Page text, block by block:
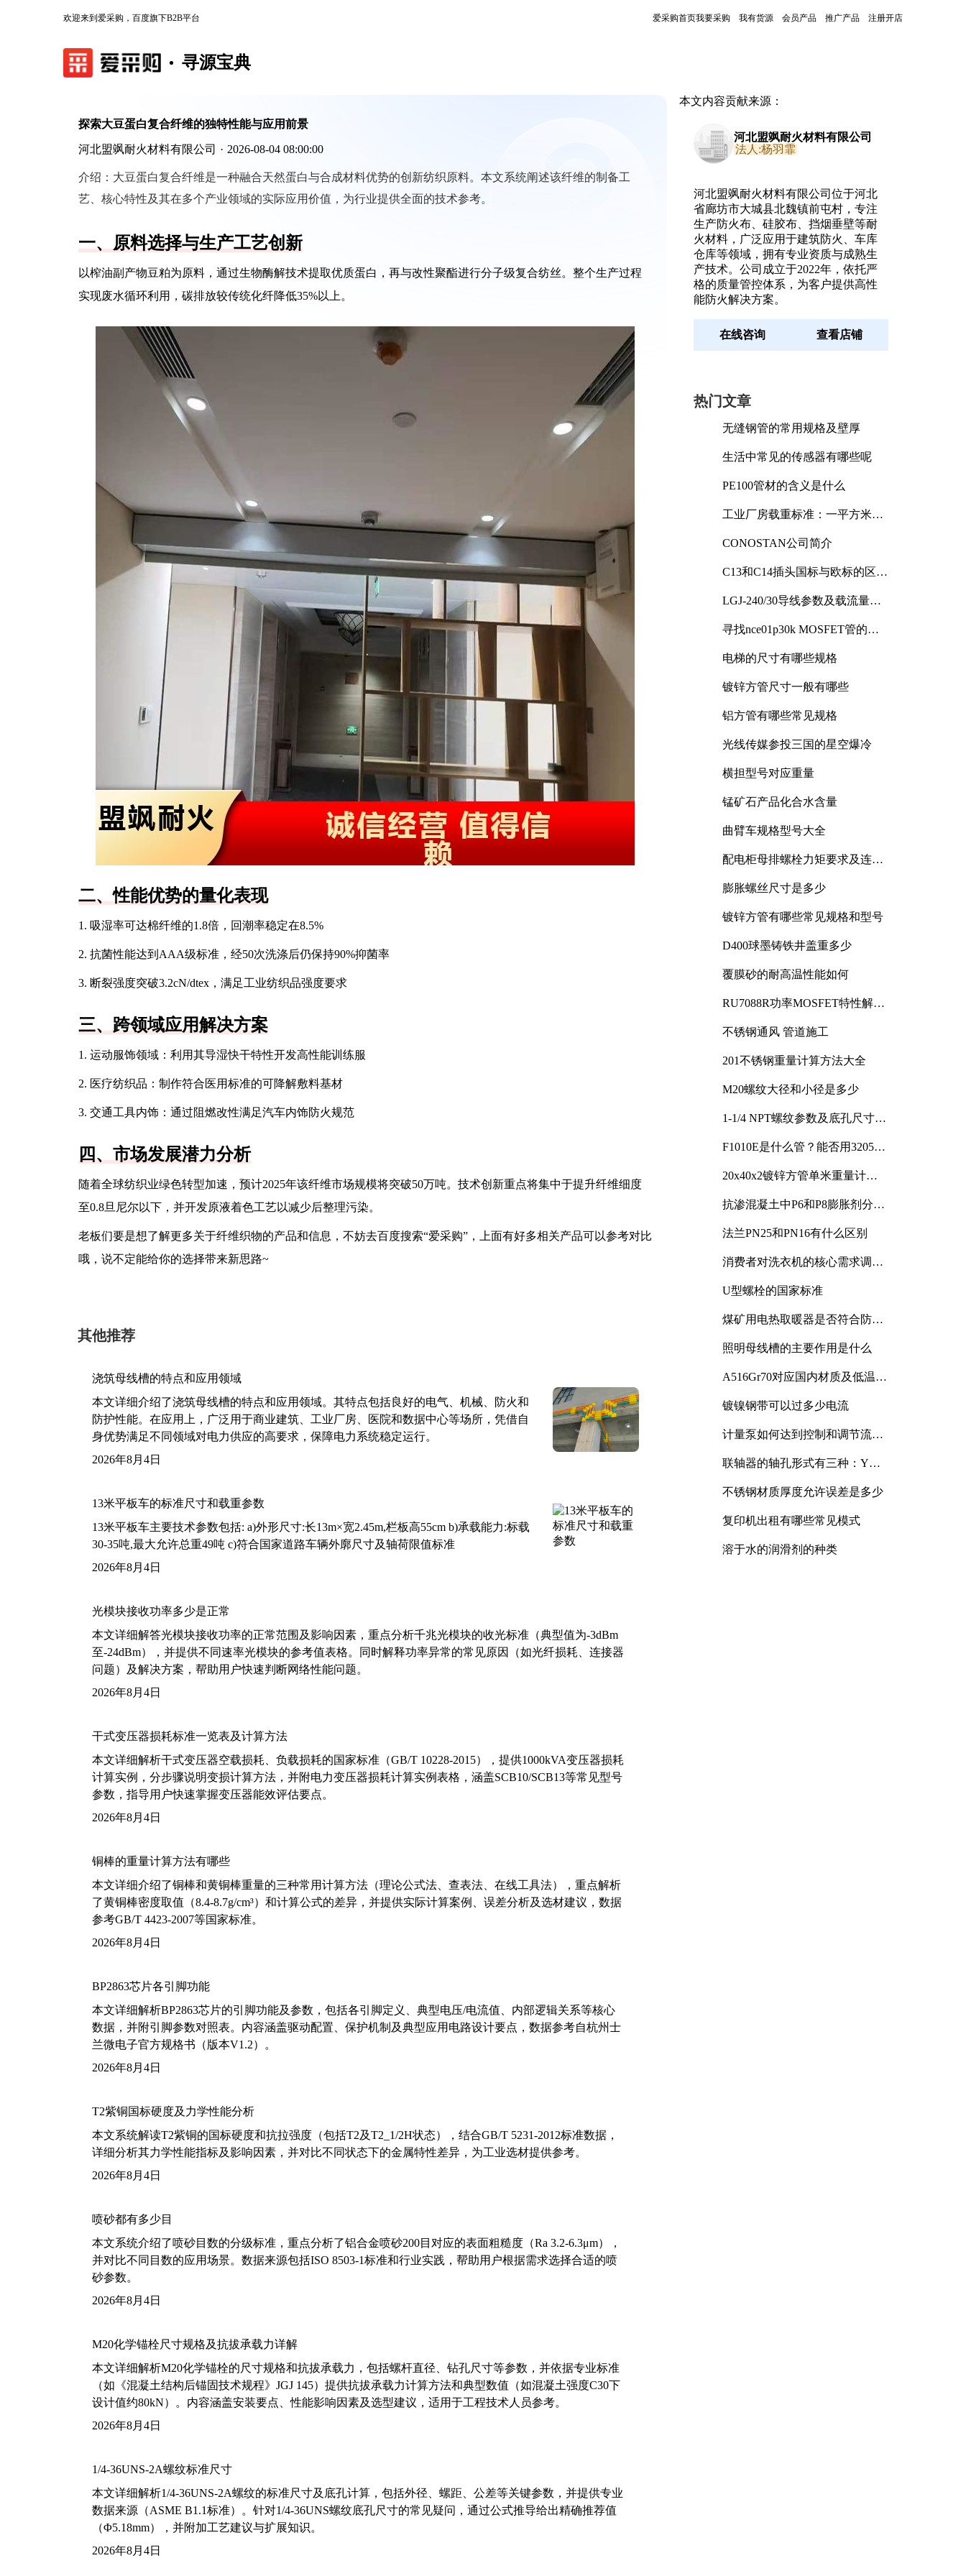
欢迎来到爱采购，百度旗下B2B平台 爱采购首页我要采购 我有货源 会员产品 推广产品 注册开店
寻源宝典
探索大豆蛋白复合纤维的独特性能与应用前景
河北盟飒耐火材料有限公司 · 2026-08-04 08:00:00
介绍： 大豆蛋白复合纤维是一种融合天然蛋白与合成材料优势的创新纺织原料。本文系统阐述该纤维的制备工
艺、核心特性及其在多个产业领域的实际应用价值，为行业提供全面的技术参考。
一、原料选择与生产工艺创新
以榨油副产物豆粕为原料，通过生物酶解技术提取优质蛋白，再与改性聚酯进行分子级复合纺丝。整个生产过程
实现废水循环利用，碳排放较传统化纤降低35%以上。
二、性能优势的量化表现
1. 吸湿率可达棉纤维的1.8倍，回潮率稳定在8.5%
2. 抗菌性能达到AAA级标准，经50次洗涤后仍保持90%抑菌率
3. 断裂强度突破3.2cN/dtex，满足工业纺织品强度要求
三、跨领域应用解决方案
1. 运动服饰领域：利用其导湿快干特性开发高性能训练服
2. 医疗纺织品：制作符合医用标准的可降解敷料基材
3. 交通工具内饰：通过阻燃改性满足汽车内饰防火规范
四、市场发展潜力分析
随着全球纺织业绿色转型加速，预计2025年该纤维市场规模将突破50万吨。技术创新重点将集中于提升纤维细度
至0.8旦尼尔以下，并开发原液着色工艺以减少后整理污染。
老板们要是想了解更多关于纤维织物的产品和信息，不妨去百度搜索“爱采购”，上面有好多相关产品可以参考对比
哦，说不定能给你的选择带来新思路~
其他推荐
浇筑母线槽的特点和应用领域
本文详细介绍了浇筑母线槽的特点和应用领域。其特点包括良好的电气、机械、防火和
防护性能。在应用上，广泛用于商业建筑、工业厂房、医院和数据中心等场所，凭借自
身优势满足不同领域对电力供应的高要求，保障电力系统稳定运行。
2026年8月4日
13米平板车的标准尺寸和载重参数
13米平板车主要技术参数包括: a)外形尺寸:长13m×宽2.45m,栏板高55cm b)承载能力:标载
30-35吨,最大允许总重49吨 c)符合国家道路车辆外廓尺寸及轴荷限值标准
2026年8月4日
光模块接收功率多少是正常
本文详细解答光模块接收功率的正常范围及影响因素，重点分析千兆光模块的收光标准（典型值为-3dBm
至-24dBm），并提供不同速率光模块的参考值表格。同时解释功率异常的常见原因（如光纤损耗、连接器
问题）及解决方案，帮助用户快速判断网络性能问题。
2026年8月4日
干式变压器损耗标准一览表及计算方法
本文详细解析干式变压器空载损耗、负载损耗的国家标准（GB/T 10228-2015），提供1000kVA变压器损耗
计算实例，分步骤说明变损计算方法，并附电力变压器损耗计算实例表格，涵盖SCB10/SCB13等常见型号
参数，指导用户快速掌握变压器能效评估要点。
2026年8月4日
铜棒的重量计算方法有哪些
本文详细介绍了铜棒和黄铜棒重量的三种常用计算方法（理论公式法、查表法、在线工具法），重点解析
了黄铜棒密度取值（8.4-8.7g/cm³）和计算公式的差异，并提供实际计算案例、误差分析及选材建议，数据
参考GB/T 4423-2007等国家标准。
2026年8月4日
BP2863芯片各引脚功能
本文详细解析BP2863芯片的引脚功能及参数，包括各引脚定义、典型电压/电流值、内部逻辑关系等核心
数据，并附引脚参数对照表。内容涵盖驱动配置、保护机制及典型应用电路设计要点，数据参考自杭州士
兰微电子官方规格书（版本V1.2）。
2026年8月4日
T2紫铜国标硬度及力学性能分析
本文系统解读T2紫铜的国标硬度和抗拉强度（包括T2及T2_1/2H状态），结合GB/T 5231-2012标准数据，
详细分析其力学性能指标及影响因素，并对比不同状态下的金属特性差异，为工业选材提供参考。
2026年8月4日
喷砂都有多少目
本文系统介绍了喷砂目数的分级标准，重点分析了铝合金喷砂200目对应的表面粗糙度（Ra 3.2-6.3μm），
并对比不同目数的应用场景。数据来源包括ISO 8503-1标准和行业实践，帮助用户根据需求选择合适的喷
砂参数。
2026年8月4日
M20化学锚栓尺寸规格及抗拔承载力详解
本文详细解析M20化学锚栓的尺寸规格和抗拔承载力，包括螺杆直径、钻孔尺寸等参数，并依据专业标准
（如《混凝土结构后锚固技术规程》JGJ 145）提供抗拔承载力计算方法和典型数值（如混凝土强度C30下
设计值约80kN）。内容涵盖安装要点、性能影响因素及选型建议，适用于工程技术人员参考。
2026年8月4日
1/4-36UNS-2A螺纹标准尺寸
本文详细解析1/4-36UNS-2A螺纹的标准尺寸及底孔计算，包括外径、螺距、公差等关键参数，并提供专业
数据来源（ASME B1.1标准）。针对1/4-36UNS螺纹底孔尺寸的常见疑问，通过公式推导给出精确推荐值
（Φ5.18mm），并附加工艺建议与扩展知识。
2026年8月4日
本文内容贡献来源：
河北盟飒耐火材料有限公司
法人:杨羽霏
河北盟飒耐火材料有限公司位于河北
省廊坊市大城县北魏镇前屯村，专注
生产防火布、硅胶布、挡烟垂壁等耐
火材料，广泛应用于建筑防火、车库
仓库等领域，拥有专业资质与成熟生
产技术。公司成立于2022年，依托严
格的质量管控体系，为客户提供高性
能防火解决方案。
在线咨询 查看店铺
热门文章
无缝钢管的常用规格及壁厚
生活中常见的传感器有哪些呢
PE100管材的含义是什么
工业厂房载重标准：一平方米能
CONOSTAN公司简介
C13和C14插头国标与欧标的区别
LGJ-240/30导线参数及载流量解
寻找nce01p30k MOSFET管的合
电梯的尺寸有哪些规格
镀锌方管尺寸一般有哪些
铝方管有哪些常见规格
光线传媒参投三国的星空爆冷
横担型号对应重量
锰矿石产品化合水含量
曲臂车规格型号大全
配电柜母排螺栓力矩要求及连接
膨胀螺丝尺寸是多少
镀锌方管有哪些常见规格和型号
D400球墨铸铁井盖重多少
覆膜砂的耐高温性能如何
RU7088R功率MOSFET特性解析
不锈钢通风 管道施工
201不锈钢重量计算方法大全
M20螺纹大径和小径是多少
1-1/4 NPT螺纹参数及底孔尺寸详
F1010E是什么管？能否用3205或
20x40x2镀锌方管单米重量计算
抗渗混凝土中P6和P8膨胀剂分别
法兰PN25和PN16有什么区别
消费者对洗衣机的核心需求调研
U型螺栓的国家标准
煤矿用电热取暖器是否符合防爆
照明母线槽的主要作用是什么
A516Gr70对应国内材质及低温冲
镀镍钢带可以过多少电流
计量泵如何达到控制和调节流量
联轴器的轴孔形式有三种：Y
不锈钢材质厚度允许误差是多少
复印机出租有哪些常见模式
溶于水的润滑剂的种类